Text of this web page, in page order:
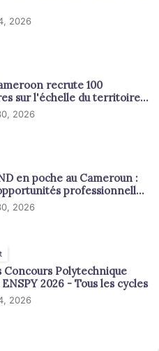
2026
recrute 100
sur l'échelle du territoire
2026
en poche au Cameroun :
professionnelles
vous ?
2026
Concours Polytechnique
2026 - Tous les cycles
2026